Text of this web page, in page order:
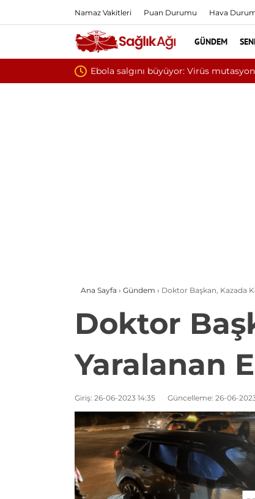
Namaz Vakitleri Puan Durumu Hava
GÜNDEM
Ana Sayfa › Gündem › Doktor Başkan, Kazada
Doktor
Yaralanan
Giriş: 26-06-2023 14:35 Güncelleme: 26-06-